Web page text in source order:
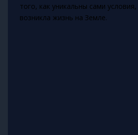
того, как уникальны сами
возникла жизнь на Земле.